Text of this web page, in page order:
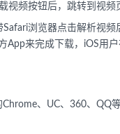
视频按钮后，跳转到视频
浏览器点击解析视
App来完成下载，iOS用
、UC、360、QQ